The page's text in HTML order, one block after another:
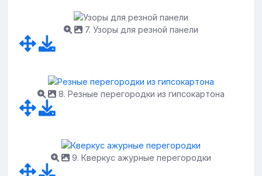
7. Узоры для резной панели
8. Резные перегородки из гипсокартона
9. Кверкус ажурные перегородки